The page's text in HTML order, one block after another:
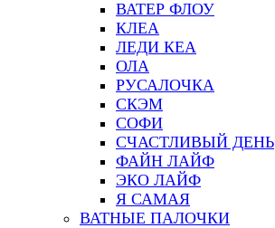
ВАТЕР ФЛОУ
КЛЕА
ЛЕДИ КЕА
ОЛА
РУСАЛОЧКА
СКЭМ
СОФИ
СЧАСТЛИВЫЙ ДЕНЬ
ФАЙН ЛАЙФ
ЭКО ЛАЙФ
Я САМАЯ
ВАТНЫЕ ПАЛОЧКИ